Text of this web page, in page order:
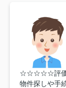
☆☆☆☆☆評
物件探しや手